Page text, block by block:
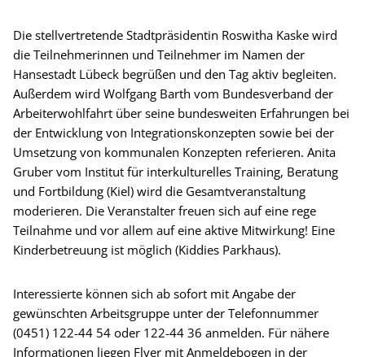
Die stellvertretende Stadtpräsidentin Roswitha Kaske wird
die Teilnehmerinnen und Teilnehmer im Namen der
Hansestadt Lübeck begrüßen und den Tag aktiv begleiten.
Außerdem wird Wolfgang Barth vom Bundesverband der
Arbeiterwohlfahrt über seine bundesweiten Erfahrungen bei
der Entwicklung von Integrationskonzepten sowie bei der
Umsetzung von kommunalen Konzepten referieren. Anita
Gruber vom Institut für interkulturelles Training, Beratung
und Fortbildung (Kiel) wird die Gesamtveranstaltung
moderieren. Die Veranstalter freuen sich auf eine rege
Teilnahme und vor allem auf eine aktive Mitwirkung! Eine
Kinderbetreuung ist möglich (Kiddies Parkhaus).
Interessierte können sich ab sofort mit Angabe der
gewünschten Arbeitsgruppe unter der Telefonnummer
(0451) 122-44 54 oder 122-44 36 anmelden. Für nähere
Informationen liegen Flyer mit Anmeldebogen in der